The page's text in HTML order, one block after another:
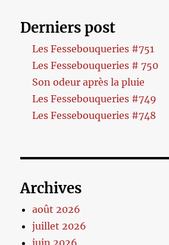
Derniers post
Les Fessebouqueries #751
Les Fessebouqueries # 750
Son odeur après la pluie
Les Fessebouqueries #749
Les Fessebouqueries #748
Archives
août 2026
juillet 2026
juin 2026